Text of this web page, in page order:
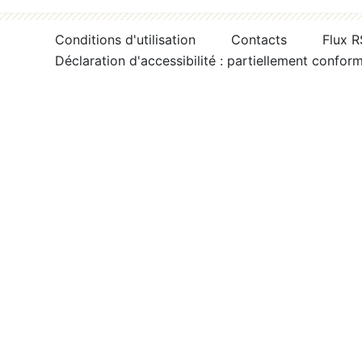
Conditions d'utilisation Contacts
Flux
Déclaration d'accessibilité : partiellement